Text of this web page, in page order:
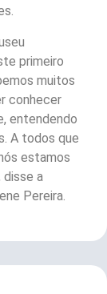
primeiro
muitos
conhecer
entendendo
A todos que
estamos
a
Pereira.